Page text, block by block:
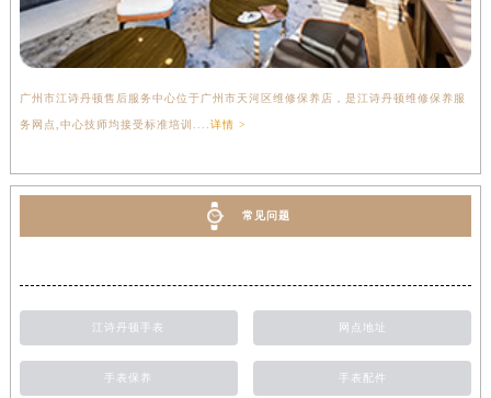
广州市江诗丹顿售后服务中心位于广州市天河区维修保养店，是江诗丹顿维修保养服
务网点,中心技师均接受标准培训.... 详情 >
常见问题
江诗丹顿手表 网点地址
手表保养 手表配件